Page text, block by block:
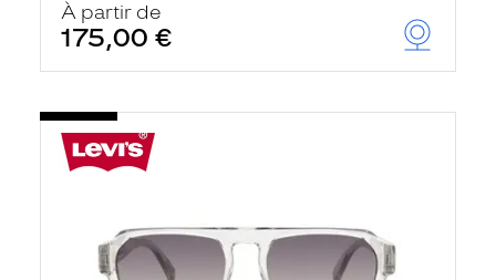
À partir de
175,00 €